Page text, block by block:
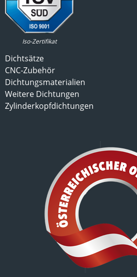
Iso-Zertifikat
Dichtsätze
CNC-Zubehör
Dichtungsmaterialien
Weitere Dichtungen
Zylinderkopfdichtungen